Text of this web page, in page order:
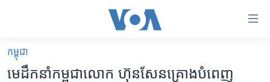
គេហទំព័រ​
ទាក់ទង
កម្ពុជា
កម្ពុជា
មេដឹកនាំ​កម្ពុជា​លោក ហ៊ុនសែន​គ្រោង​បំពេញ​